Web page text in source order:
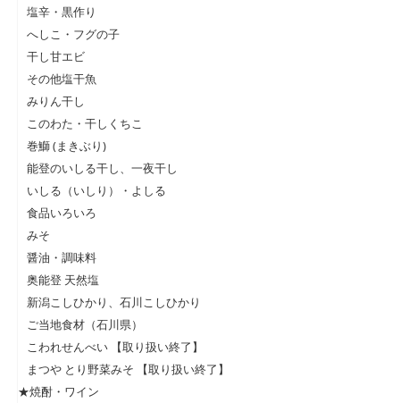
塩辛・黒作り
へしこ・フグの子
干し甘エビ
その他塩干魚
みりん干し
このわた・干しくちこ
巻鰤 (まきぶり)
能登のいしる干し、一夜干し
いしる（いしり）・よしる
食品いろいろ
みそ
醤油・調味料
奥能登 天然塩
新潟こしひかり、石川こしひかり
ご当地食材（石川県）
こわれせんべい 【取り扱い終了】
まつや とり野菜みそ 【取り扱い終了】
★焼酎・ワイン